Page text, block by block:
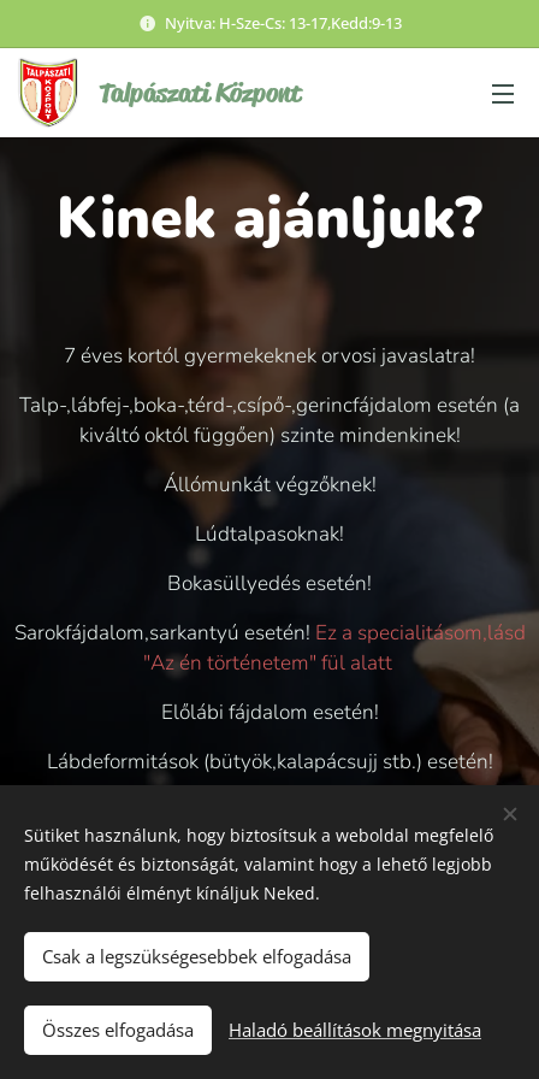
Nyitva: H-Sze-Cs: 13-17,Kedd:9-13
TalpászatiKözpont
Kinek ajánljuk?
7 éves kortól gyermekeknek orvosi javaslatra!
Talp-,lábfej-,boka-,térd-,csípő-,gerincfájdalom esetén (a
kiváltó októl függően) szinte mindenkinek!
Állómunkát végzőknek!
Lúdtalpasoknak!
Bokasüllyedés esetén!
Sarokfájdalom,sarkantyú esetén! Ez a specialitásom,lásd
"Az én történetem" fül alatt
Előlábi fájdalom esetén!
Lábdeformitások (bütyök,kalapácsujj stb.) esetén!
Sportolóknak,akiknek segíthet a talpterhelés korrekciója!
Megelőzésre szinte mindenkinek!
Talpászati Központ
Az oldalt a
Webnodeműködteti Sütik
Sütiket használunk, hogy biztosítsuk a weboldal megfelelő
működését és biztonságát, valamint hogy a lehető legjobb
felhasználói élményt kínáljuk Neked.
Csak a legszükségesebbek elfogadása
Összes elfogadása Haladó beállítások megnyitása